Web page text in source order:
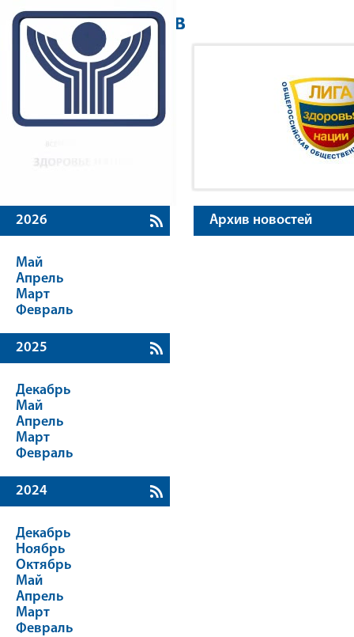
2026
Май
Апрель
Март
Февраль
2025
Декабрь
Май
Апрель
Март
Февраль
2024
Декабрь
Ноябрь
Октябрь
Май
Апрель
Март
Февраль
Архив новостей